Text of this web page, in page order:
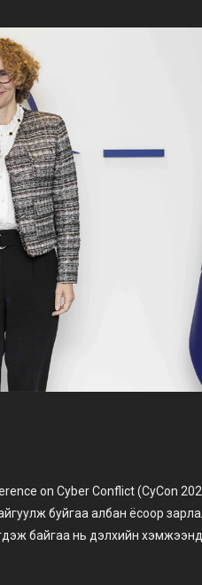
on Cyber Conflict (CyCon
буйгаа албан ёсоор
байгаа нь дэлхийн